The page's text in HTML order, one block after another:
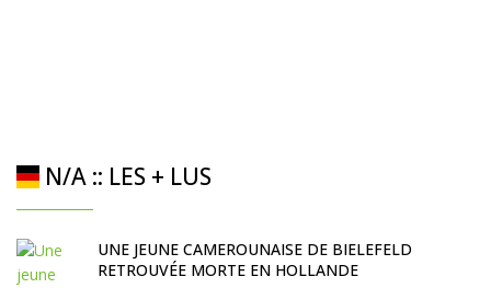
N/A :: LES + LUS
UNE JEUNE CAMEROUNAISE DE BIELEFELD
RETROUVÉE MORTE EN HOLLANDE